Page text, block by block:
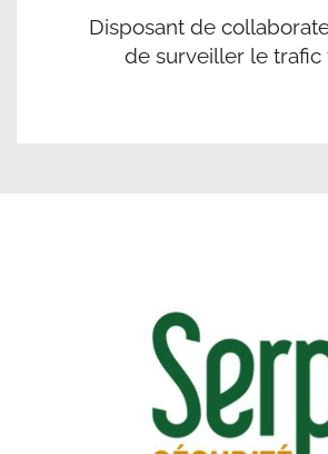
Disposant de
de surveiller le trafic